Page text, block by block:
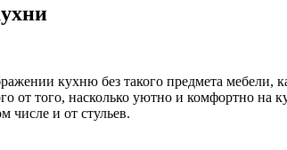
кухню без такого предмета мебели,
от того, насколько уютно и комфортно на
числе и от стульев.